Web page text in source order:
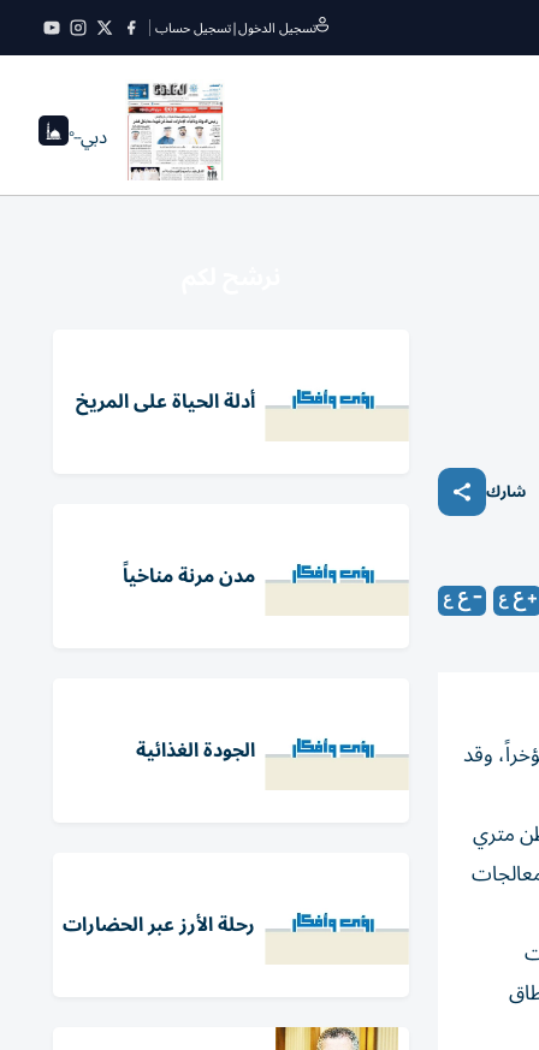
تسجيل الدخول|تسجيل حساب
دبي--°
شارك
وقد
الخسارة السنوية المحتملة لأكثر من 5 ملايين طن متري
نطاق
أدلة الحياة على المريخ
مدن مرنة مناخياً
الجودة الغذائية
رحلة الأرز عبر الحضارات